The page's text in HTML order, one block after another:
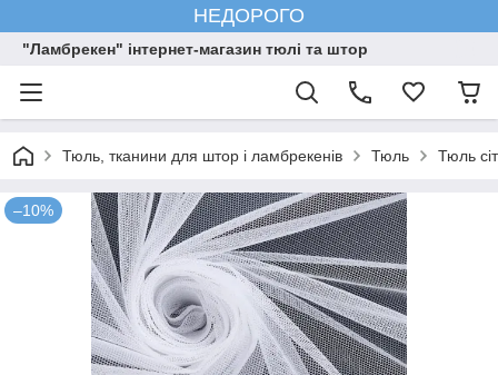
НЕДОРОГО
"Ламбрекен" інтернет-магазин тюлі та штор
Тюль, тканини для штор і ламбрекенів Тюль Тюль
–10%